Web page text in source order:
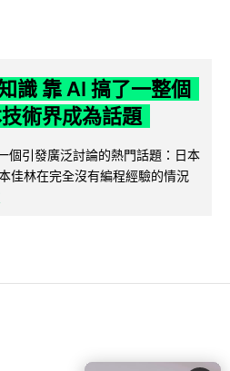
識 靠 AI 搞了一整個
術界成為話題
個引發廣泛討論的熱門話題：日本
佳林在完全沒有編程經驗的情況